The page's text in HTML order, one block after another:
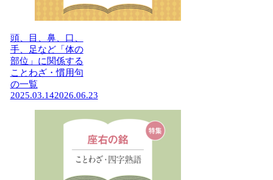
頭、目、鼻、口、
手、足など「体の
部位」に関係する
ことわざ・慣用句
の一覧
2025.03.142026.06.23